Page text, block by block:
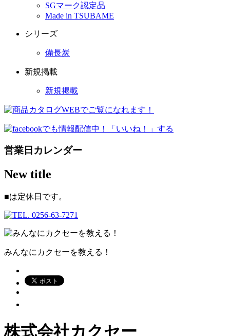
SGマーク認定品
Made in TSUBAME
シリーズ
備長炭
新規掲載
新規掲載
営業日カレンダー
New title
■は定休日です。
みんなにカクセーを教える！
株式会社カクセー